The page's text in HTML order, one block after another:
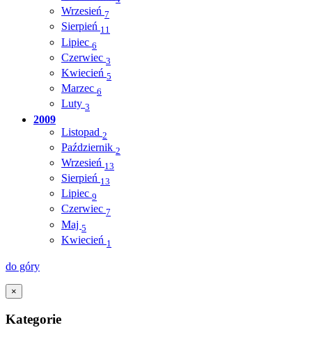
Wrzesień 7
Sierpień 11
Lipiec 6
Czerwiec 3
Kwiecień 5
Marzec 6
Luty 3
2009
Listopad 2
Październik 2
Wrzesień 13
Sierpień 13
Lipiec 9
Czerwiec 7
Maj 5
Kwiecień 1
do góry
×
Kategorie